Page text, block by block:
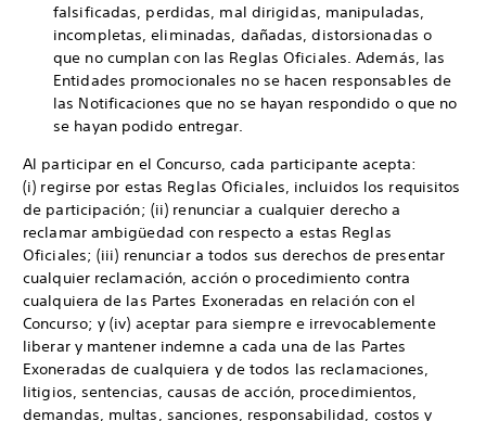
falsificadas, perdidas, mal dirigidas, manipuladas,
incompletas, eliminadas, dañadas, distorsionadas o
que no cumplan con las Reglas Oficiales. Además, las
Entidades promocionales no se hacen responsables de
las Notificaciones que no se hayan respondido o que no
se hayan podido entregar.
Al participar en el Concurso, cada participante acepta:
(i) regirse por estas Reglas Oficiales, incluidos los requisitos
de participación; (ii) renunciar a cualquier derecho a
reclamar ambigüedad con respecto a estas Reglas
Oficiales; (iii) renunciar a todos sus derechos de presentar
cualquier reclamación, acción o procedimiento contra
cualquiera de las Partes Exoneradas en relación con el
Concurso; y (iv) aceptar para siempre e irrevocablemente
liberar y mantener indemne a cada una de las Partes
Exoneradas de cualquiera y de todos las reclamaciones,
litigios, sentencias, causas de acción, procedimientos,
demandas, multas, sanciones, responsabilidad, costos y